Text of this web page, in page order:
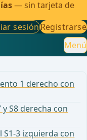
— sin tarjeta de
sesiónRegistrarse
Menú
1 derecho con
S8 derecha con
3 izquierda con